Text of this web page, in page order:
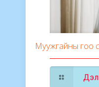
Муужгайны гоо